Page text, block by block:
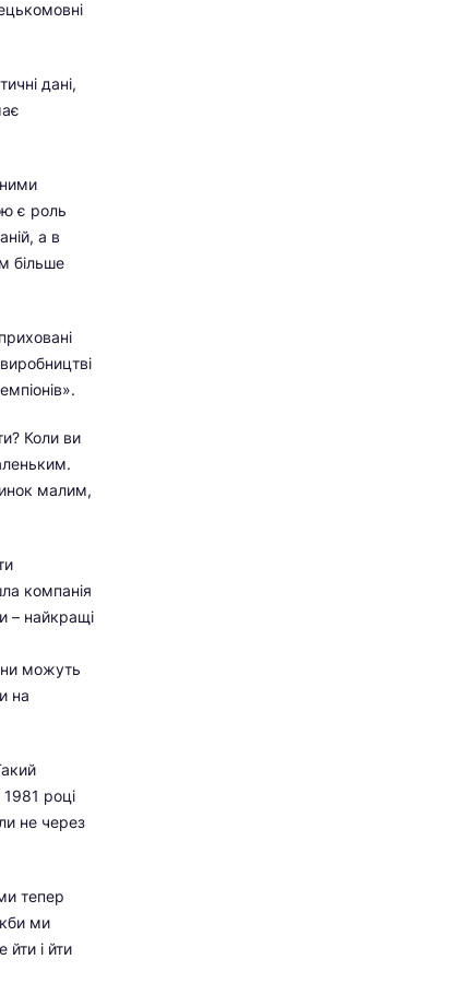
дані,
є роль
а в
більше
Коли ви
малим,
компанія
– найкращі
можуть
на
році
не через
тепер
ми
і йти